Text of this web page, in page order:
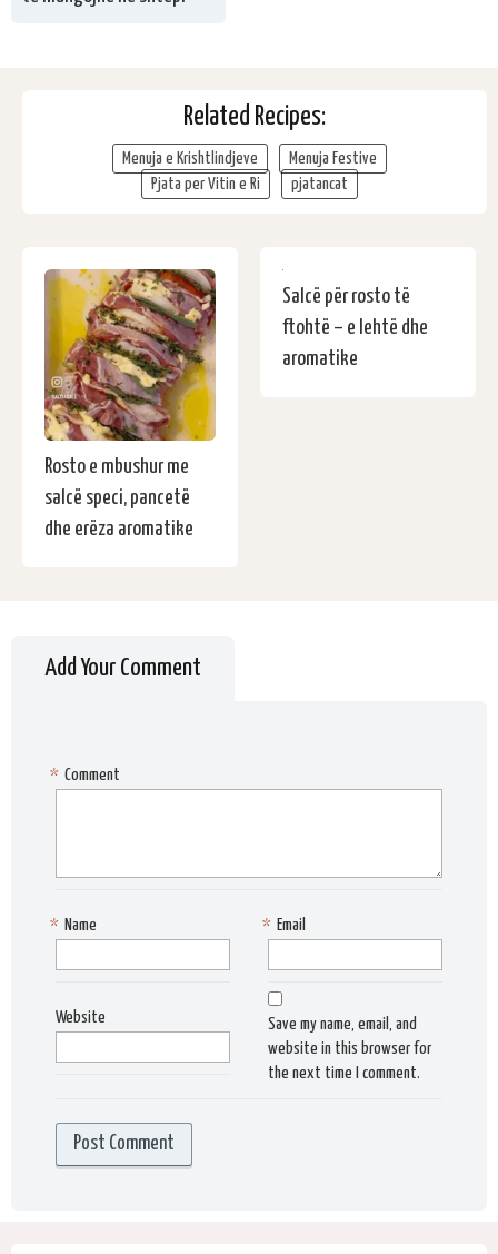
Related Recipes:
Menuja e Krishtlindjeve
Menuja Festive
Pjata per Vitin e Ri
pjatancat
Rosto e mbushur me
salcë speci, pancetë
dhe erëza aromatike
Salcë për rosto të
ftohtë – e lehtë dhe
aromatike
Add Your Comment
Comment
*
Name
* Email
*
Website
Save my name, email, and
website in this browser for
the next time I comment.